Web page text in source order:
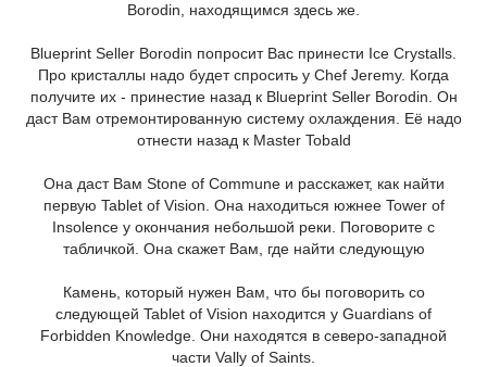
Borodin, находящимся здесь же.
Blueprint Seller Borodin попросит Вас принести Ice Crystalls.
Про кристаллы надо будет спросить у Chef Jeremy. Когда
получите их - принестие назад к Blueprint Seller Borodin. Он
даст Вам отремонтированную систему охлаждения. Её надо
отнести назад к Master Tobald
Она даст Вам Stone of Commune и расскажет, как найти
первую Tablet of Vision. Она находиться южнее Tower of
Insolence у окончания небольшой реки. Поговорите с
табличкой. Она скажет Вам, где найти следующую
Камень, который нужен Вам, что бы поговорить со
следующей Tablet of Vision находится у Guardians of
Forbidden Knowledge. Они находятся в северо-западной
части Vally of Saints.